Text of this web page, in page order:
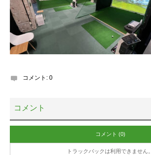
コメント: 0
コメント
コメント (0)
トラックバックは利用できません。